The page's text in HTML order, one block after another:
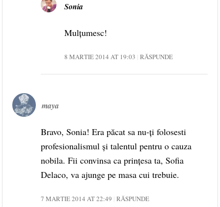
Sonia
Mulțumesc!
8 MARTIE 2014 AT 19:03 RĂSPUNDE
maya
Bravo, Sonia! Era păcat sa nu-ți folosesti
profesionalismul și talentul pentru o cauza
nobila. Fii convinsa ca prințesa ta, Sofia
Delaco, va ajunge pe masa cui trebuie.
7 MARTIE 2014 AT 22:49 RĂSPUNDE